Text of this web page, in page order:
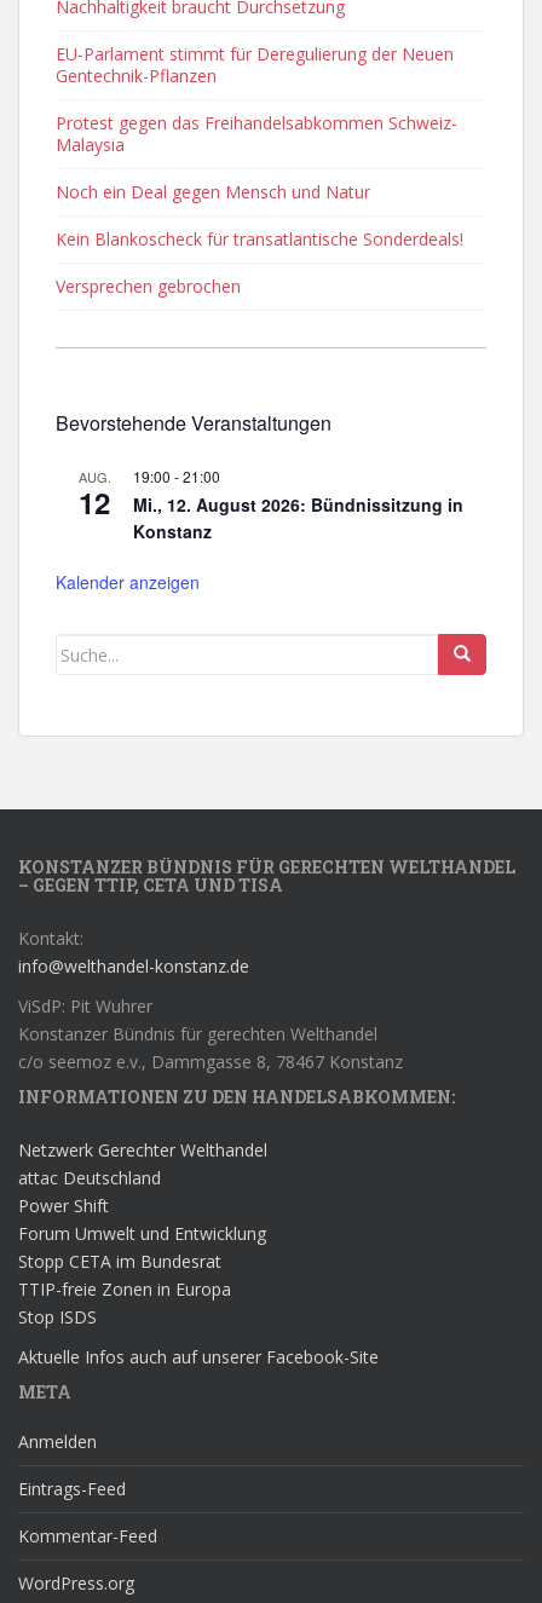
Nachhaltigkeit braucht Durchsetzung
EU-Parlament stimmt für Deregulierung der Neuen
Gentechnik-Pflanzen
Protest gegen das Freihandelsabkommen Schweiz-
Malaysia
Noch ein Deal gegen Mensch und Natur
Kein Blankoscheck für transatlantische Sonderdeals!
Versprechen gebrochen
Bevorstehende Veranstaltungen
AUG.
12
19:00 -21:00
Mi., 12. August 2026: Bündnissitzung in
Konstanz
Kalender anzeigen
KONSTANZER BÜNDNIS FÜR GERECHTEN WELTHANDEL
– GEGEN TTIP, CETA UND TISA
Kontakt:
info@welthandel-konstanz.de
ViSdP: Pit Wuhrer
Konstanzer Bündnis für gerechten Welthandel
c/o seemoz e.v., Dammgasse 8, 78467 Konstanz
INFORMATIONEN ZU DEN HANDELSABKOMMEN:
Netzwerk Gerechter Welthandel
attac Deutschland
Power Shift
Forum Umwelt und Entwicklung
Stopp CETA im Bundesrat
TTIP-freie Zonen in Europa
Stop ISDS
Aktuelle Infos auch auf unserer Facebook-Site
META
Anmelden
Eintrags-Feed
Kommentar-Feed
WordPress.org